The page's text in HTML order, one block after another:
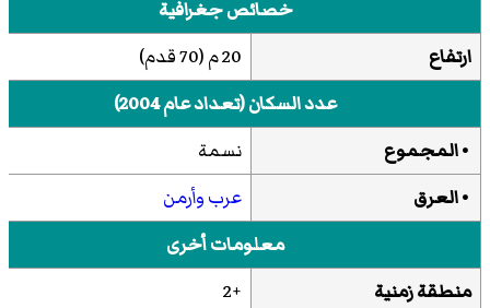
خصائص جغرافية
ارتفاع
20 م (70 قدم)
عدد السكان (تعداد عام 2004)
• المجموع
نسمة
• العرق
عربوأرمن
معلومات أخرى
منطقة زمنية
+2